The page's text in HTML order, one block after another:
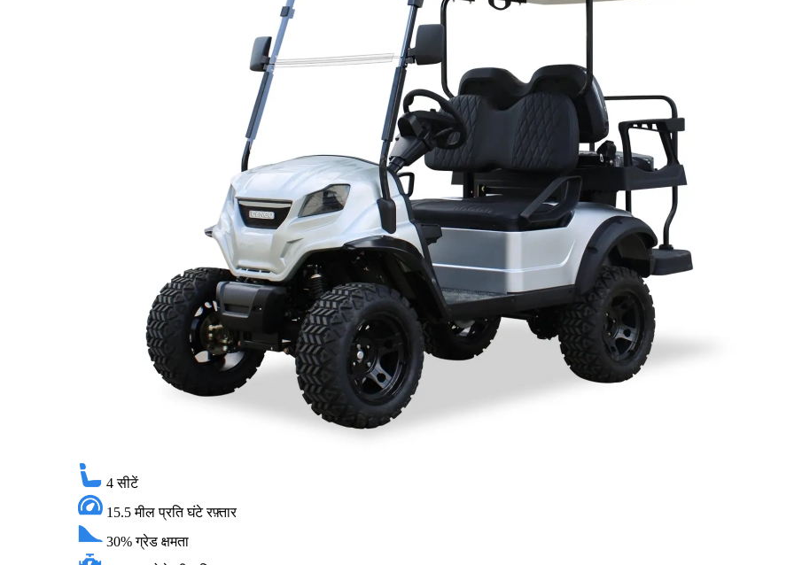
4 सीटें
15.5 मील प्रति घंटे रफ़्तार
30% ग्रेड क्षमता